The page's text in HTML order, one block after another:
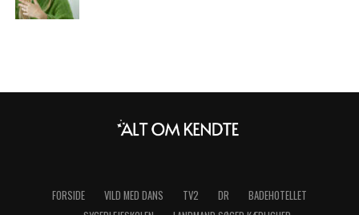
FORSIDE VILD MED DANS TV2 DR
BADEHOTELLET